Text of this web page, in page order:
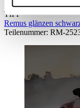
TIPP
Remus glänzen
Teilenummer: RM-